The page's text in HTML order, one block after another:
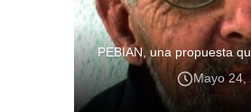
PEBIAN, una propuesta
Mayo 24,